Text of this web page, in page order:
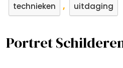
technieken , uitdaging
Portret